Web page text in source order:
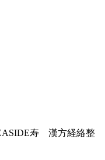
寿 漢方経絡整